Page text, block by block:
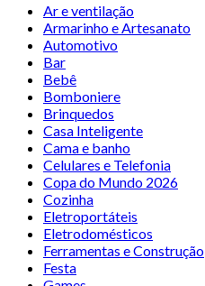
Ar e ventilação
Armarinho e Artesanato
Automotivo
Bar
Bebê
Bomboniere
Brinquedos
Casa Inteligente
Cama e banho
Celulares e Telefonia
Copa do Mundo 2026
Cozinha
Eletroportáteis
Eletrodomésticos
Ferramentas e Construção
Festa